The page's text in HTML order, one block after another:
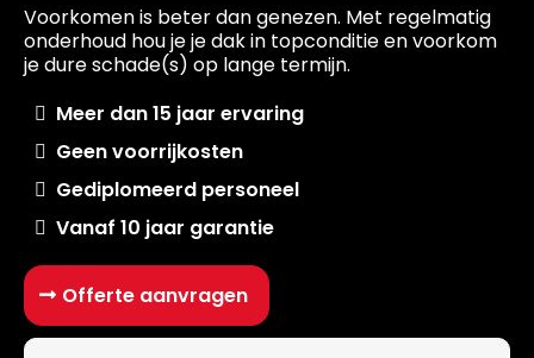
Voorkomen is beter dan genezen. Met regelmatig
onderhoud hou je je dak in topconditie en voorkom
je dure schade(s) op lange termijn.
Meer dan 15 jaar ervaring
Geen voorrijkosten
Gediplomeerd personeel
Vanaf 10 jaar garantie
Offerte aanvragen